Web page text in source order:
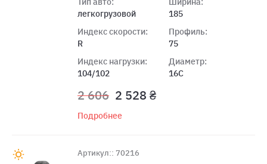
легкогрузовой
Индекс скорости:
R
Индекс нагрузки:
104/102
185
Профиль:
75
Диаметр:
16C
2 606 2 528 ₴
Подробнее
Артикул:: 70216